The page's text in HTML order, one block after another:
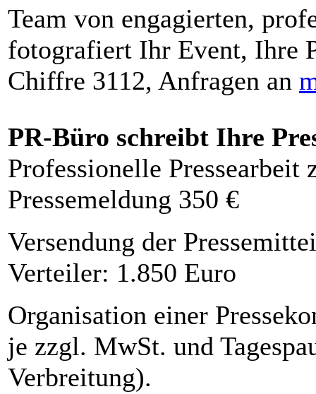
Team von engagierten,
fotografiert Ihr Event, Ihre
Chiffre 3112, Anfragen an
PR-Büro schreibt Ihre
Professionelle Pressearbeit
Pressemeldung 350 €
Versendung der
Verteiler: 1.850 Euro
Organisation einer
je zzgl. MwSt. und
Verbreitung).